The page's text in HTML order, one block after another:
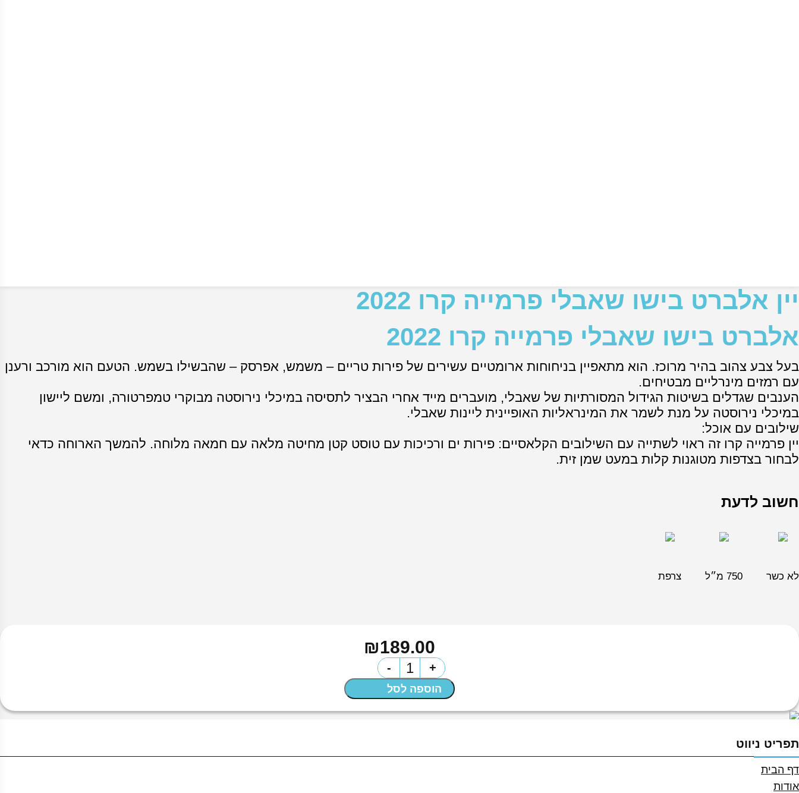
יין אלברט בישו שאבלי פרמייה קרו 2022
אלברט בישו שאבלי פרמייה קרו 2022
בעל צבע צהוב בהיר מרוכז. הוא מתאפיין בניחוחות ארומטיים עשירים של פירות טריים – משמש, אפרסק – שהבשילו בשמש. הטעם הוא מורכב ורענן
עם רמזים מינרליים מבטיחים.
הענבים שגדלים בשיטות הגידול המסורתיות של שאבלי, מועברים מייד אחרי הבציר לתסיסה במיכלי נירוסטה מבוקרי טמפרטורה, ומשם ליישון
במיכלי נירוסטה על מנת לשמר את המינראליות האופיינית ליינות שאבלי.
שילובים עם אוכל:
יין פרמייה קרו זה ראוי לשתייה עם השילובים הקלאסיים: פירות ים ורכיכות עם טוסט קטן מחיטה מלאה עם חמאה מלוחה. להמשך הארוחה כדאי
לבחור בצדפות מטוגנות קלות במעט שמן זית.
חשוב לדעת
לא כשר 750 מ״ל צרפת
₪189.00
+
כמות
של
-
הוספה לסל
תפריט ניווט
דף הבית
אודות